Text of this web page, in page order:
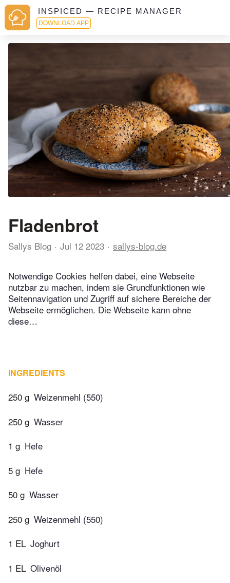
INSPICED — RECIPE MANAGER
DOWNLOAD APP
Fladenbrot
Sallys Blog Jul 12 2023 sallys-blog.de
Notwendige Cookies helfen dabei, eine Webseite
nutzbar zu machen, indem sie Grundfunktionen wie
Seitennavigation und Zugriff auf sichere Bereiche der
Webseite ermöglichen. Die Webseite kann ohne
diese…
INGREDIENTS
250 g Weizenmehl (550)
250 g Wasser
1 g Hefe
5 g Hefe
50 g Wasser
250 g Weizenmehl (550)
1 EL Joghurt
1 EL Olivenöl